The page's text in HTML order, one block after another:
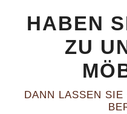
HABEN
ZU
DANN LASSEN